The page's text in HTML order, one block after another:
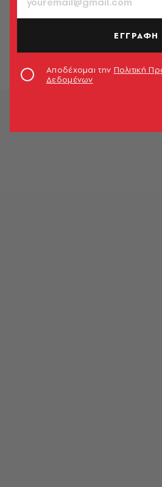
ΠΟΛΙΤΙΚΗ &
Επίδομα
θα λάβουν
Newsroom
ΕΓΓΡΑΦΗ
Αποδέχομαι την Πολιτική
Δεδομένων